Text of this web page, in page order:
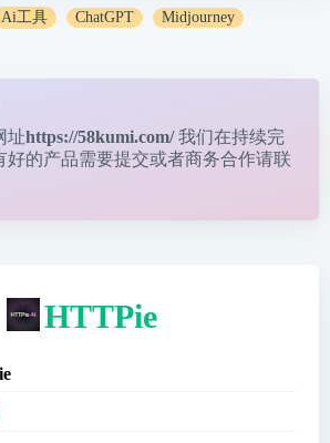
Ai工具 ChatGPT Midjourney
址https://58kumi.com/ 我们在持续完
好的产品需要提交或者商务合作请联
HTTPie